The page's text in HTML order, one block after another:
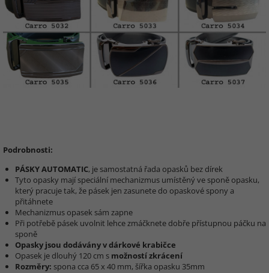
Podrobnosti:
PÁSKY AUTOMATIC, je samostatná řada opasků bez dírek
Tyto opasky mají speciální mechanizmus umístěný ve sponě opasku,
který pracuje tak, že pásek jen zasunete do opaskové spony a
přitáhnete
Mechanizmus opasek sám zapne
Při potřebě pásek uvolnit lehce zmáčknete dobře přístupnou páčku na
sponě
Opasky jsou dodávány v dárkové krabičce
Opasek je dlouhý 120 cm s možností zkrácení
Rozměry: spona cca 65 x 40 mm, šířka opasku 35mm